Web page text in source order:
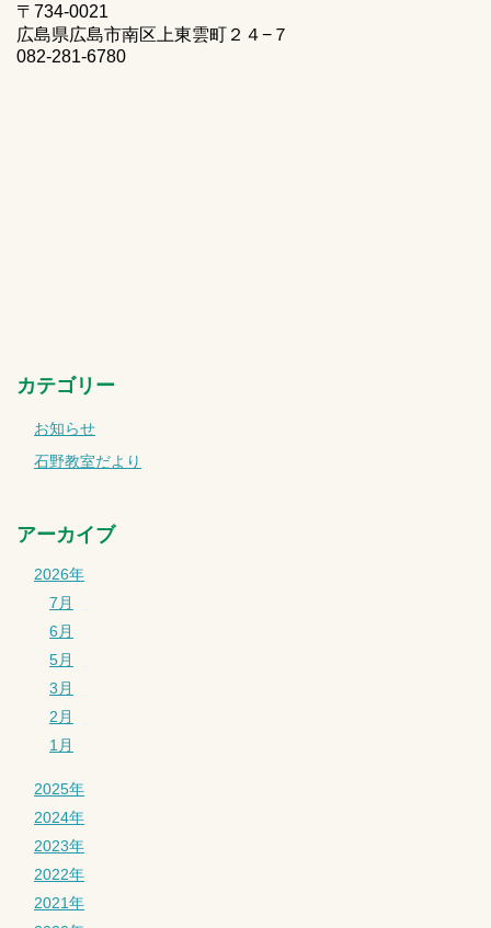
〒734-0021
広島県広島市南区上東雲町２４−７
082-281-6780
カテゴリー
お知らせ
石野教室だより
アーカイブ
2026年
7月
6月
5月
3月
2月
1月
2025年
2024年
2023年
2022年
2021年